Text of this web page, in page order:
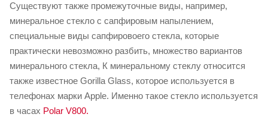
Существуют также промежуточные виды, например,
минеральное стекло с сапфировым напылением,
специальные виды сапфировоего стекла, которые
практически невозможно разбить, множество вариантов
минерального стекла, К минеральному стеклу относится
также известное Gorilla Glass, которое используется в
телефонах марки Apple. Именно такое стекло используется
в часах Polar V800.